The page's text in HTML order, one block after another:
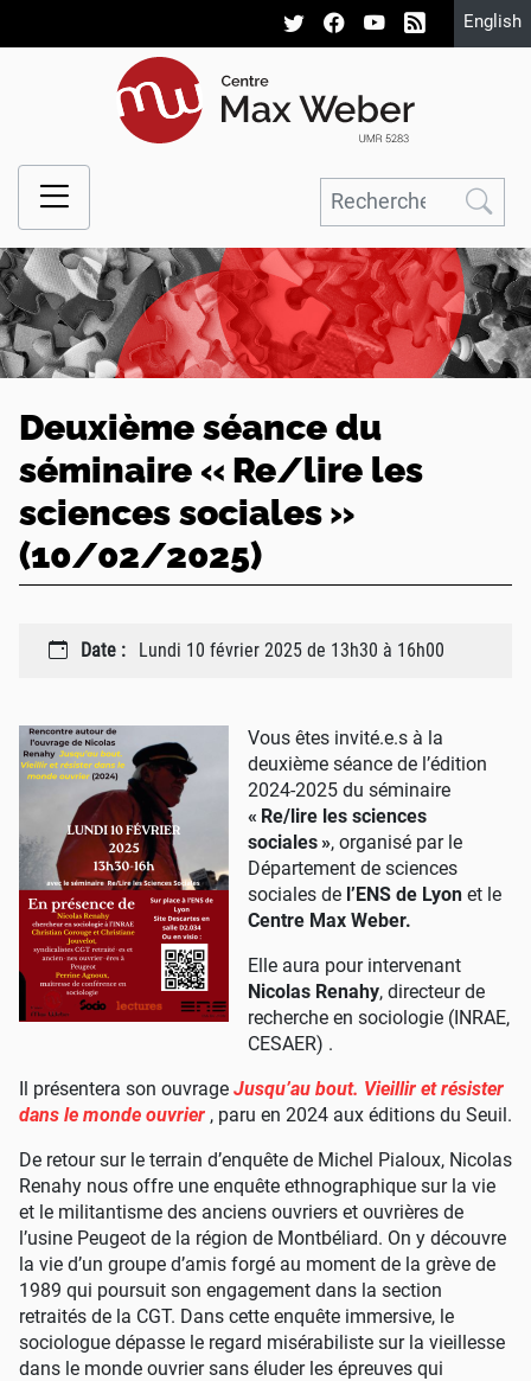
English
Deuxième séance du
séminaire « Re/lire les
sciences sociales »
(10/02/2025)
Date : Lundi 10 février 2025 de 13h30 à 16h00
Vous êtes invité.e.s à la
deuxième séance de l’édition
2024-2025 du séminaire
« Re/lire les sciences
sociales », organisé par le
Département de sciences
sociales de l’ENS de Lyon et le
Centre Max Weber.
Elle aura pour intervenant
Nicolas Renahy, directeur de
recherche en sociologie (INRAE,
CESAER) .
Il présentera son ouvrage Jusqu’au bout. Vieillir et résister
dans le monde ouvrier , paru en 2024 aux éditions du Seuil.
De retour sur le terrain d’enquête de Michel Pialoux, Nicolas
Renahy nous offre une enquête ethnographique sur la vie
et le militantisme des anciens ouvriers et ouvrières de
l’usine Peugeot de la région de Montbéliard. On y découvre
la vie d’un groupe d’amis forgé au moment de la grève de
1989 qui poursuit son engagement dans la section
retraités de la CGT. Dans cette enquête immersive, le
sociologue dépasse le regard misérabiliste sur la vieillesse
dans le monde ouvrier sans éluder les épreuves qui